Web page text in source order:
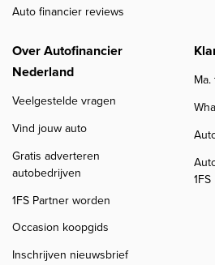
Auto financier reviews
Over Autofinancier
Nederland
Veelgestelde vragen
Vind jouw auto
Gratis adverteren
autobedrijven
1FS Partner worden
Occasion koopgids
Inschrijven nieuwsbrief
1FS